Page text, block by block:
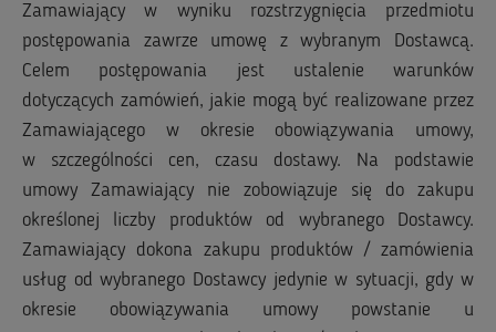
Zamawiający w wyniku rozstrzygnięcia przedmiotu
postępowania zawrze umowę z wybranym Dostawcą.
Celem postępowania jest ustalenie warunków
dotyczących zamówień, jakie mogą być realizowane przez
Zamawiającego w okresie obowiązywania umowy,
w szczególności cen, czasu dostawy. Na podstawie
umowy Zamawiający nie zobowiązuje się do zakupu
określonej liczby produktów od wybranego Dostawcy.
Zamawiający dokona zakupu produktów / zamówienia
usług od wybranego Dostawcy jedynie w sytuacji, gdy w
okresie obowiązywania umowy powstanie u